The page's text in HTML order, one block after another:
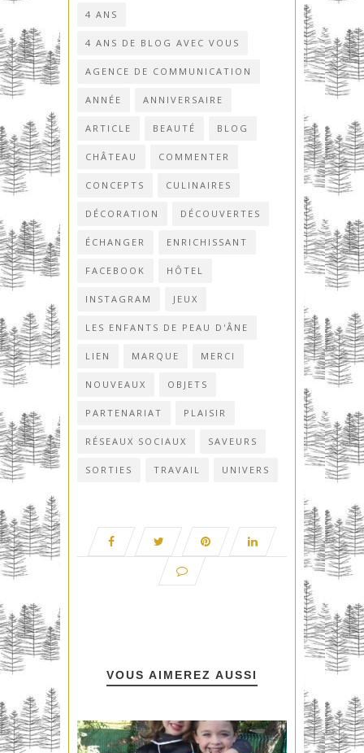
4 ANS
4 ANS DE BLOG AVEC VOUS
AGENCE DE COMMUNICATION
ANNÉE ANNIVERSAIRE
ARTICLE BEAUTÉ BLOG
CHÂTEAU COMMENTER
CONCEPTS CULINAIRES
DÉCORATION DÉCOUVERTES
ÉCHANGER ENRICHISSANT
FACEBOOK HÔTEL
INSTAGRAM JEUX
LES ENFANTS DE PEAU D'ÂNE
LIEN MARQUE MERCI
NOUVEAUX OBJETS
PARTENARIAT PLAISIR
RÉSEAUX SOCIAUX SAVEURS
SORTIES TRAVAIL UNIVERS
VOUS AIMEREZ AUSSI